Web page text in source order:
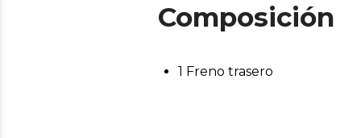
Composición
1 Freno trasero